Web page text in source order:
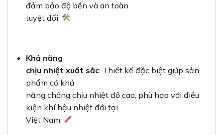
đảm bảo độ bền và an toàn
tuyệt đối.
Khả năng
chịu nhiệt xuất sắc: Thiết kế đặc biệt giúp sản
phẩm có khả
năng chống chịu nhiệt độ cao, phù hợp với điều
kiện khí hậu nhiệt đới tại
Việt Nam.